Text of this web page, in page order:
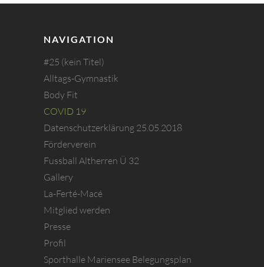
NAVIGATION
#25 (kein Titel)
Alltags-Gymnastik
Body Fit
COVID 19
Datenschutzerklärung 25.05.2018
Förderverein
Fussball Altherren Ü 32
Gallery
La-Ferté-Macé
Mitglied werden
Presse
Profil
Sporthalle Mariensee Belegungsplan